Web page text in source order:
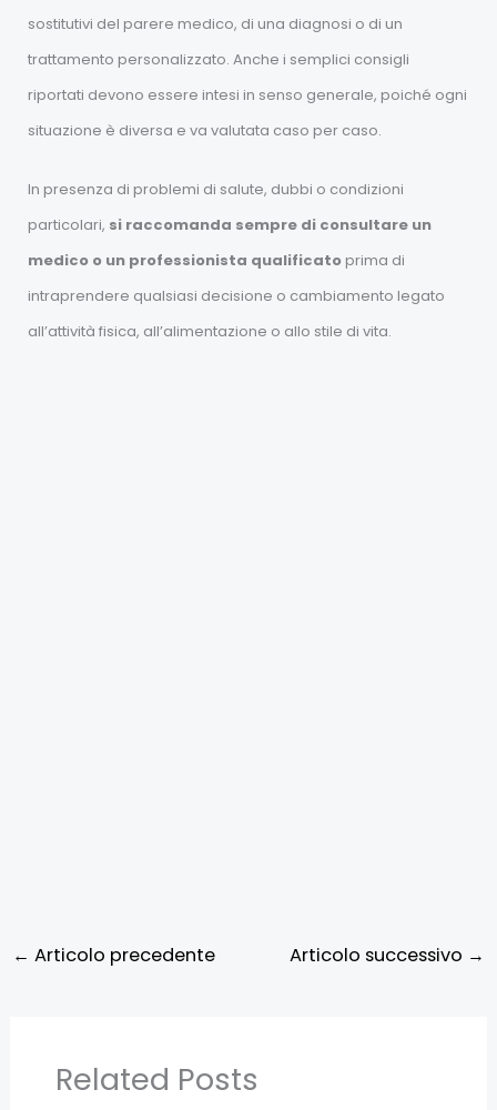
sostitutivi del parere medico, di una diagnosi o di un
trattamento personalizzato. Anche i semplici consigli
riportati devono essere intesi in senso generale, poiché ogni
situazione è diversa e va valutata caso per caso.
In presenza di problemi di salute, dubbi o condizioni
particolari, si raccomanda sempre di consultare un
medico o un professionista qualificato prima di
intraprendere qualsiasi decisione o cambiamento legato
all’attività fisica, all’alimentazione o allo stile di vita.
← Articolo precedente Articolo successivo →
Related Posts